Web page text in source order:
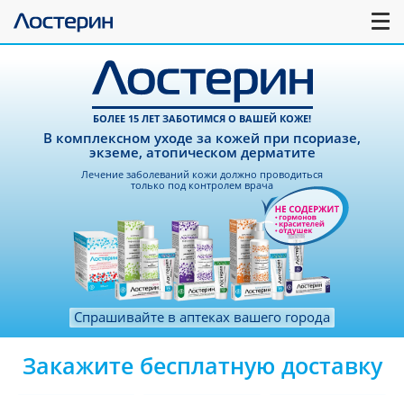
БОЛЕЕ 15 ЛЕТ ЗАБОТИМСЯ О ВАШЕЙ КОЖЕ!
В комплексном уходе за кожей при псориазе,
экземе, атопическом дерматите
Лечение заболеваний кожи должно проводиться
только под контролем врача
Спрашивайте в аптеках вашего города
Закажите бесплатную доставку